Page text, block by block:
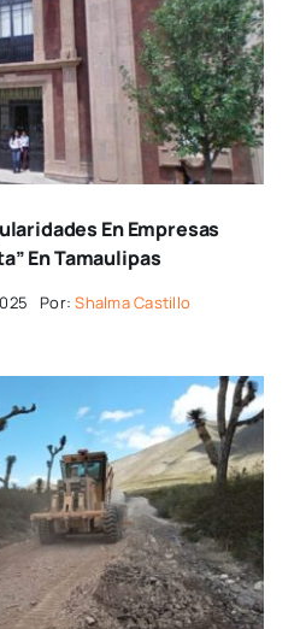
En Empresas
En Tamaulipas
Por:Shalma Castillo